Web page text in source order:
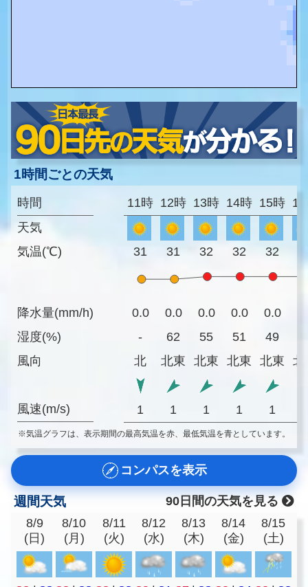
1時間ごとの天気
時間
天気
気温(℃)
降水量(mm/h)
湿度(%)
風向
風速(m/s)
11時 12時 13時 14時 15時
31 31 32 32 32
0.0 0.0 0.0 0.0 0.0
-
62 55 51 49
北
北東 北東 北東 北東 北
1 1 1 1 1
※気温グラフは、表示期間の最高気温を赤、最低気温を青としています。
コンパスを表示
週間天気
90日間の天気を見る
8/9
(日)
8/10
(月)
8/11
(火)
8/12
(水)
8/13
(木)
8/14
(金)
8/15
(土)